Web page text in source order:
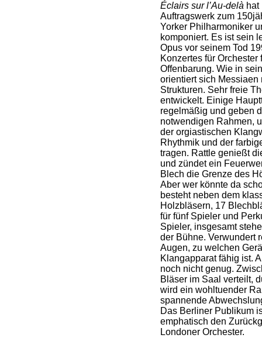
Éclairs sur l’Au-delà hat
Auftragswerk zum
Yorker Philharmoniker
komponiert. Es ist sein
Opus vor seinem Tod
Konzertes für
Offenbarung. Wie in
orientiert sich
Strukturen. Sehr freie
entwickelt. Einige
regelmäßig und geben
notwendigen Rahmen,
der orgiastischen
Rhythmik und der
tragen. Rattle genießt
und zündet ein
Blech die Grenze des
Aber wer könnte da
besteht neben dem
Holzbläsern, 17
für fünf Spieler und
Spieler, insgesamt
der Bühne. Verwundert
Augen, zu welchen
Klangapparat fähig ist.
noch nicht genug.
Bläser im Saal verteilt,
wird ein wohltuender
spannende
Das Berliner Publikum
emphatisch den
Londoner Orchester.